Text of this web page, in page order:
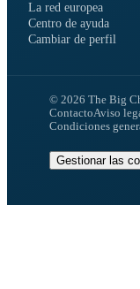
La red europea
Centro de ayuda
Cambiar de perfil
© 2026 The Big
ContactoAviso
Condiciones
Gestionar las